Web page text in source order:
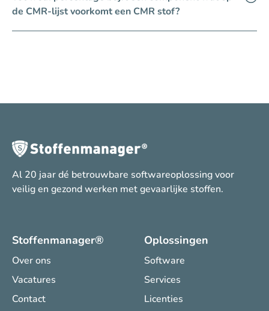
de CMR-lijst voorkomt een CMR stof?
Al 20 jaar dé betrouwbare softwareoplossing voor
veilig en gezond werken met gevaarlijke stoffen.
Stoffenmanager®
Over ons
Vacatures
Contact
Oplossingen
Software
Services
Licenties